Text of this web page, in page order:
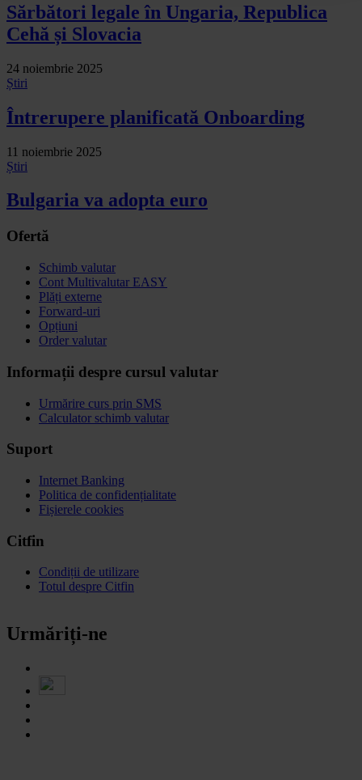
Sărbători legale în Ungaria, Republica
Cehă și Slovacia
24 noiembrie 2025
Știri
Întrerupere planificată Onboarding
11 noiembrie 2025
Știri
Bulgaria va adopta euro
Ofertă
Schimb valutar
Cont Multivalutar EASY
Plăți externe
Forward-uri
Opțiuni
Order valutar
Informații despre cursul valutar
Urmărire curs prin SMS
Calculator schimb valutar
Suport
Internet Banking
Politica de confidențialitate
Fișierele cookies
Citfin
Condiții de utilizare
Totul despre Citfin
Urmăriți-ne